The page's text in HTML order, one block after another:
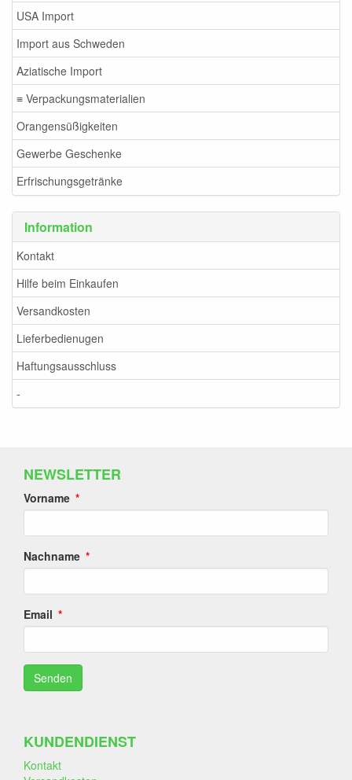
USA Import
Import aus Schweden
Aziatische Import
≡ Verpackungsmaterialien
Orangensüßigkeiten
Gewerbe Geschenke
Erfrischungsgetränke
Information
Kontakt
Hilfe beim Einkaufen
Versandkosten
Lieferbedienugen
Haftungsausschluss
-
NEWSLETTER
Vorname
Nachname
Email
KUNDENDIENST
Kontakt